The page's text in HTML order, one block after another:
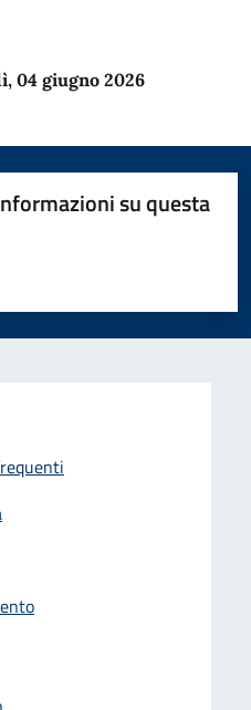
04 giugno 2026
su questa
su 5
5